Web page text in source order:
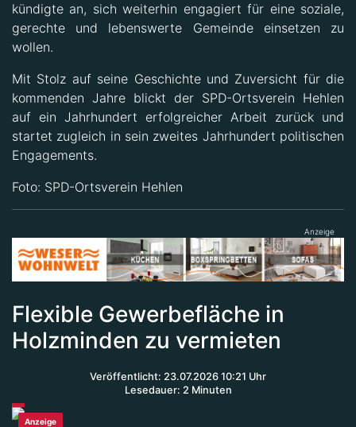
kündigte an, sich weiterhin engagiert für eine soziale,
gerechte und lebenswerte Gemeinde einsetzen zu
wollen.
Mit Stolz auf seine Geschichte und Zuversicht für die
kommenden Jahre blickt der SPD-Ortsverein Hehlen
auf ein Jahrhundert erfolgreicher Arbeit zurück und
startet zugleich in sein zweites Jahrhundert politischen
Engagements.
Foto: SPD-Ortsverein Hehlen
Anzeige
Flexible Gewerbefläche in
Holzminden zu vermieten
Veröffentlicht: 23.07.2026 10:21 Uhr
Lesedauer: 2 Minuten
Anzeige